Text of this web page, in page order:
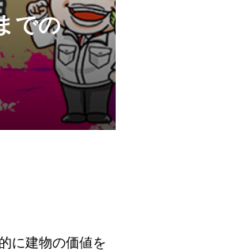
での
に建物の価値を